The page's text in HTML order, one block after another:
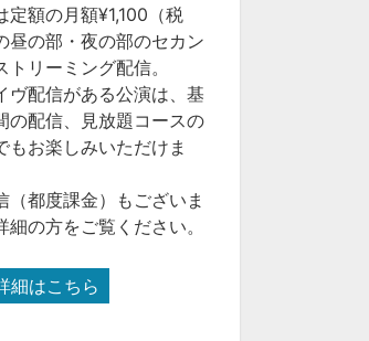
定額の月額¥1,100（税
昼の部・夜の部のセカン
トリーミング配信。
ヴ配信がある公演は、基
の配信、見放題コースの
もお楽しみいただけま
（都度課金）もございま
の方をご覧ください。
細はこちら